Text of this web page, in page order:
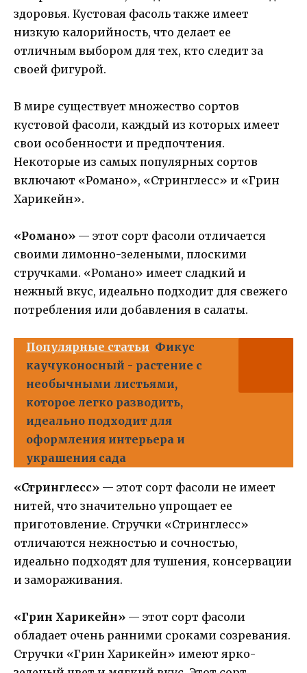
здоровья. Кустовая фасоль также имеет
низкую калорийность, что делает ее
отличным выбором для тех, кто следит за
своей фигурой.
В мире существует множество сортов
кустовой фасоли, каждый из которых имеет
свои особенности и предпочтения.
Некоторые из самых популярных сортов
включают «Романо», «Стринглесс» и «Грин
Харикейн».
«Романо» — этот сорт фасоли отличается
своими лимонно-зелеными, плоскими
стручками. «Романо» имеет сладкий и
нежный вкус, идеально подходит для свежего
потребления или добавления в салаты.
Популярные статьи Фикус
каучуконосный - растение с
необычными листьями,
которое легко разводить,
идеально подходит для
оформления интерьера и
украшения сада
«Стринглесс» — этот сорт фасоли не имеет
нитей, что значительно упрощает ее
приготовление. Стручки «Стринглесс»
отличаются нежностью и сочностью,
идеально подходят для тушения, консервации
и замораживания.
«Грин Харикейн» — этот сорт фасоли
обладает очень ранними сроками созревания.
Стручки «Грин Харикейн» имеют ярко-